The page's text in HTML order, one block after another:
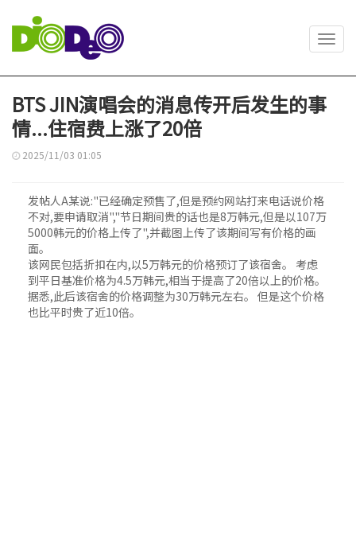
BTS JIN演唱会的消息传开后发生的事
情...住宿费上涨了20倍
2025/11/03 01:05
发帖人A某说:"已经确定预售了,但是预约网站打来电话说价格
不对,要申请取消","节日期间贵的话也是8万韩元,但是以107万
5000韩元的价格上传了",并截图上传了该期间写有价格的画
面。
该网民包括折扣在内,以5万韩元的价格预订了该宿舍。 考虑
到平日基准价格为4.5万韩元,相当于提高了20倍以上的价格。
据悉,此后该宿舍的价格调整为30万韩元左右。 但是这个价格
也比平时贵了近10倍。